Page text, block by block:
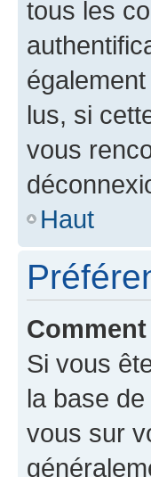
tous les
lus, si
vous
Haut
Si vous
la base
vous sur